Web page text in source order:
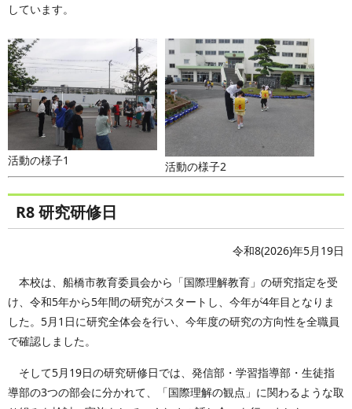
しています。
活動の様子1 活動の様子2
R8 研究研修日
令和8(2026)年5月19日
本校は、船橋市教育委員会から「国際理解教育」の研究指定を受
け、令和5年から5年間の研究がスタートし、今年が4年目となりま
した。5月1日に研究全体会を行い、今年度の研究の方向性を全職員
で確認しました。
そして5月19日の研究研修日では、発信部・学習指導部・生徒指
導部の3つの部会に分かれて、「国際理解の観点」に関わるような取